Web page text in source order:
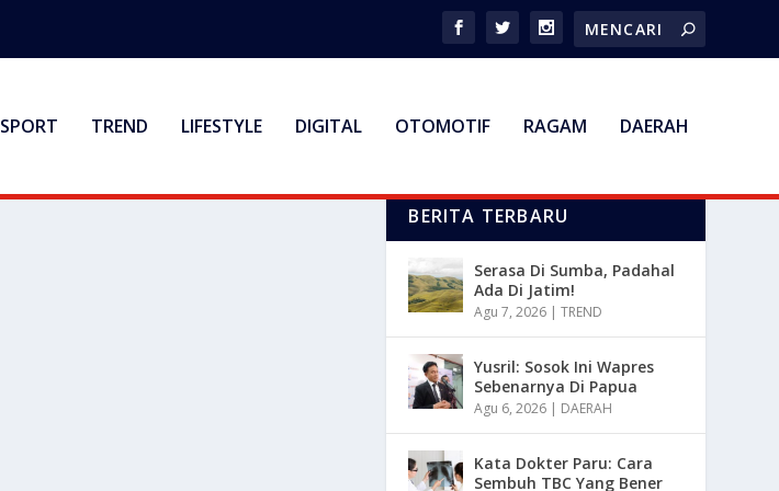
SPORT TREND LIFESTYLE DIGITAL OTOMOTIF RAGAM DAERAH
BERITA TERBARU
Serasa Di Sumba, Padahal
Ada Di Jatim!
Agu 7, 2026 |TREND
Yusril: Sosok Ini Wapres
Sebenarnya Di Papua
Agu 6, 2026 | DAERAH
Kata Dokter Paru: Cara
Sembuh TBC Yang Bener